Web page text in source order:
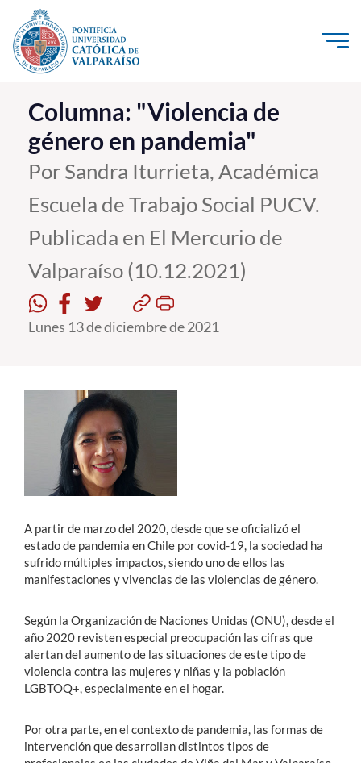
Click acá para ir directamente al contenido
La Universidad
Investigación, Creación e Innovación
PUCV Internacional
Vinculación con el Medio
Admisión
Postgrado
Estudiantes
Académicos
Funcionarios
Alumni
English
Columna: "Violencia de
género en pandemia"
Por Sandra Iturrieta, Académica
Escuela de Trabajo Social PUCV.
Publicada en El Mercurio de
Valparaíso (10.12.2021)
Lunes 13 de diciembre de 2021
A partir de marzo del 2020, desde que se oficializó el
estado de pandemia en Chile por covid-19, la sociedad ha
sufrido múltiples impactos, siendo uno de ellos las
manifestaciones y vivencias de las violencias de género.
Según la Organización de Naciones Unidas (ONU), desde el
año 2020 revisten especial preocupación las cifras que
alertan del aumento de las situaciones de este tipo de
violencia contra las mujeres y niñas y la población
LGBTOQ+, especialmente en el hogar.
Por otra parte, en el contexto de pandemia, las formas de
intervención que desarrollan distintos tipos de